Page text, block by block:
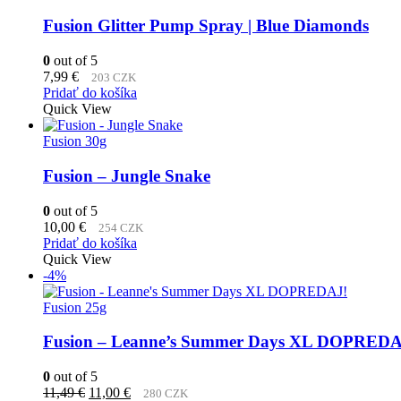
Fusion Glitter Pump Spray | Blue Diamonds
0 out of 5
7,99 € 203 CZK
Pridať do košíka
Quick View
Fusion 30g
Fusion – Jungle Snake
0 out of 5
10,00 € 254 CZK
Pridať do košíka
Quick View
-4%
Fusion 25g
Fusion – Leanne’s Summer Days XL
0 out of 5
11,49€ Pôvodná
11,00 €Aktuálna
280 CZK